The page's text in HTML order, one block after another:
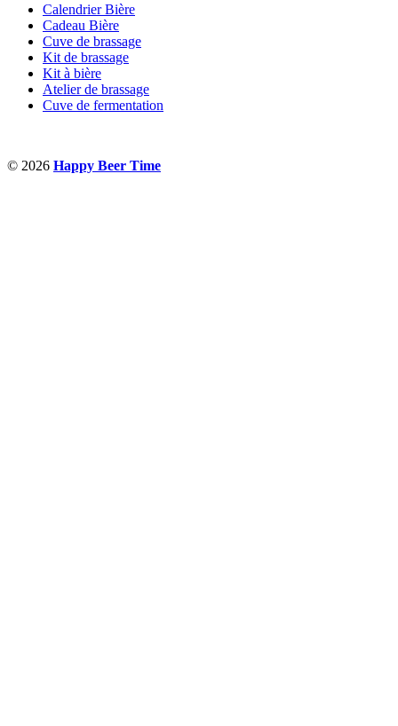
Calendrier Bière
Cadeau Bière
Cuve de brassage
Kit de brassage
Kit à bière
Atelier de brassage
Cuve de fermentation
© 2026 Happy Beer Time